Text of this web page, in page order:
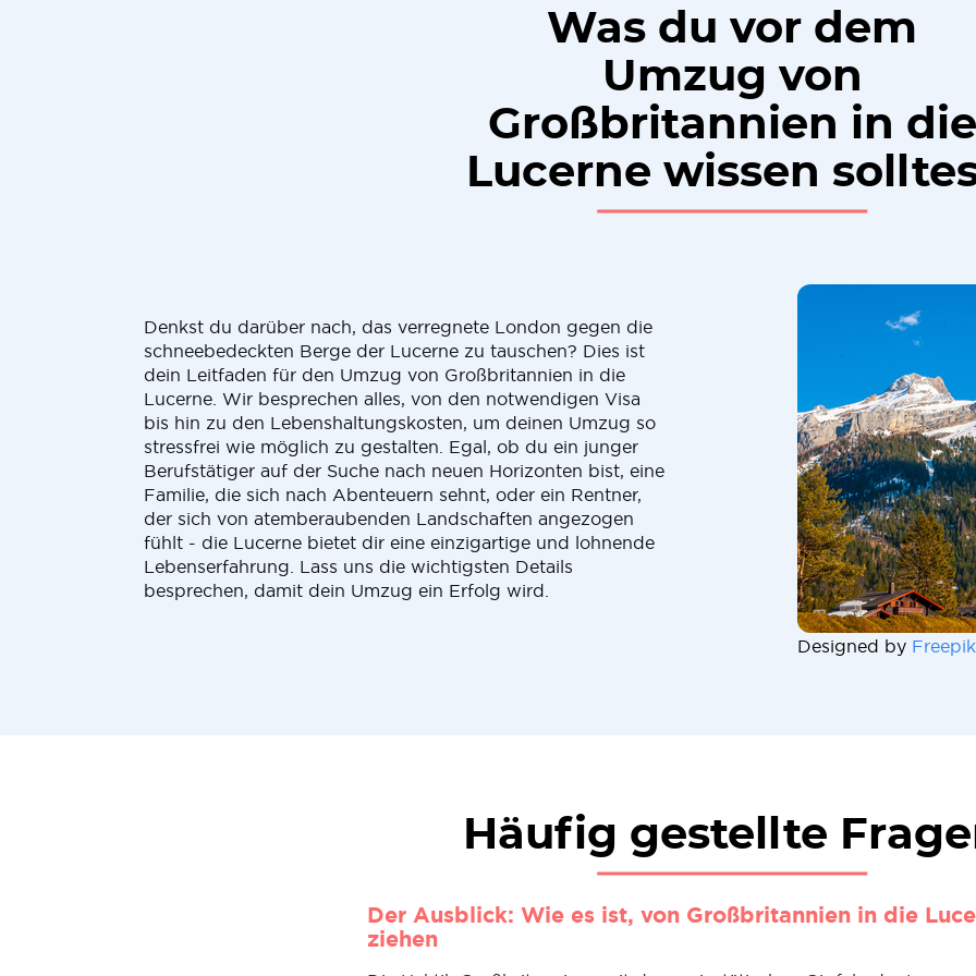
Was du vor dem
Umzug von
Großbritannien in die
Lucerne wissen
Denkst du darüber nach, das verregnete London gegen die
schneebedeckten Berge der Lucerne zu tauschen? Dies ist
dein Leitfaden für den Umzug von Großbritannien in die
Lucerne. Wir besprechen alles, von den notwendigen Visa
bis hin zu den Lebenshaltungskosten, um deinen Umzug so
stressfrei wie möglich zu gestalten. Egal, ob du ein junger
Berufstätiger auf der Suche nach neuen Horizonten bist, eine
Familie, die sich nach Abenteuern sehnt, oder ein Rentner,
der sich von atemberaubenden Landschaften angezogen
fühlt - die Lucerne bietet dir eine einzigartige und lohnende
Lebenserfahrung. Lass uns die wichtigsten Details
besprechen, damit dein Umzug ein Erfolg wird.
Designed by Freepik
Häufig gestellte
Der Ausblick: Wie es ist, von Großbritannien in die
ziehen